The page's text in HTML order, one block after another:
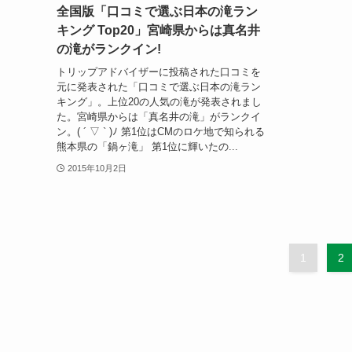
全国版「口コミで選ぶ日本の滝ラン
キング Top20」宮崎県からは真名井
の滝がランクイン!
トリップアドバイザーに投稿された口コミを
元に発表された「口コミで選ぶ日本の滝ラン
キング」。上位20の人気の滝が発表されまし
た。宮崎県からは「真名井の滝」がランクイ
ン。( ´ ▽ ` )ﾉ 第1位はCMのロケ地で知られる
熊本県の「鍋ヶ滝」 第1位に輝いたの...
2015年10月2日
1 2